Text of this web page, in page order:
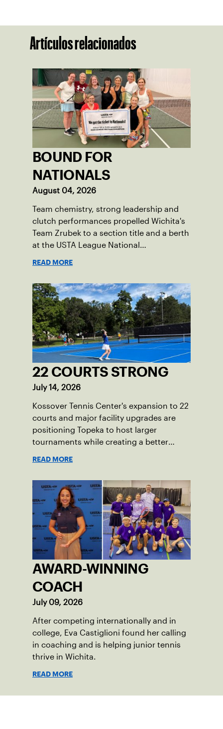
Artículos relacionados
BOUND FOR
NATIONALS
August 04, 2026
Team chemistry, strong leadership and
clutch performances propelled Wichita's
Team Zrubek to a section title and a berth
at the USTA League National
READ MORE
22 COURTS STRONG
July 14, 2026
Kossover Tennis Center's expansion to 22
courts and major facility upgrades are
positioning Topeka to host larger
tournaments while creating a better
READ MORE
AWARD-WINNING
COACH
July 09, 2026
After competing internationally and in
college, Eva Castiglioni found her calling
in coaching and is helping junior tennis
thrive in Wichita.
READ MORE